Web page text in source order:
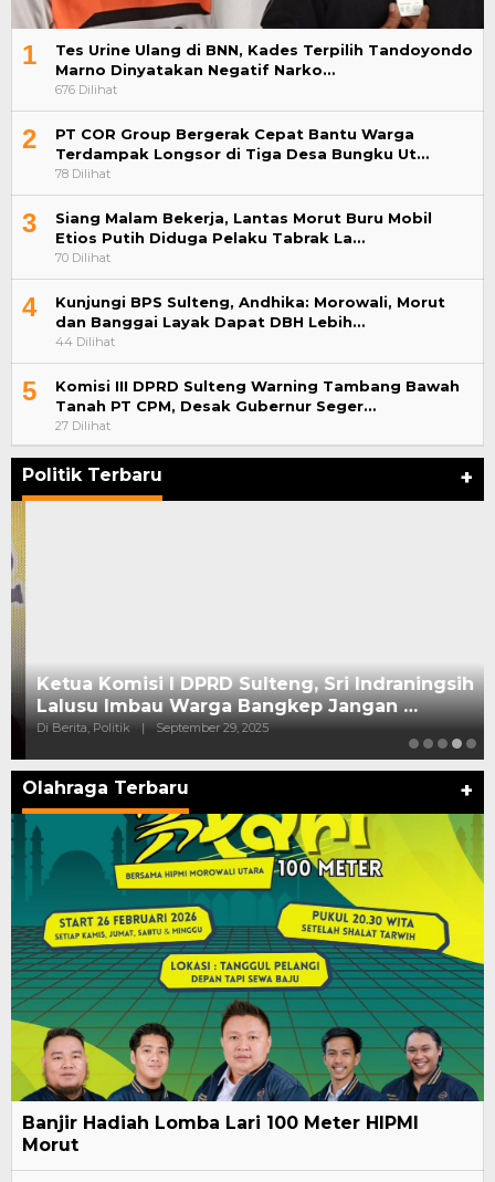
1
Tes Urine Ulang di BNN, Kades Terpilih Tandoyondo
Marno Dinyatakan Negatif Narko…
676 Dilihat
2
PT COR Group Bergerak Cepat Bantu Warga
Terdampak Longsor di Tiga Desa Bungku Ut…
78 Dilihat
3
Siang Malam Bekerja, Lantas Morut Buru Mobil
Etios Putih Diduga Pelaku Tabrak La…
70 Dilihat
4
Kunjungi BPS Sulteng, Andhika: Morowali, Morut
dan Banggai Layak Dapat DBH Lebih…
44 Dilihat
5
Komisi III DPRD Sulteng Warning Tambang Bawah
Tanah PT CPM, Desak Gubernur Seger…
27 Dilihat
Politik Terbaru +
Ketua Komisi I DPRD Sulteng, Sri Indraningsih
Lalusu Imbau Warga Bangkep Jangan …
Di Berita, Politik | September 29, 2025
Olahraga Terbaru +
Banjir Hadiah Lomba Lari 100 Meter HIPMI
Morut